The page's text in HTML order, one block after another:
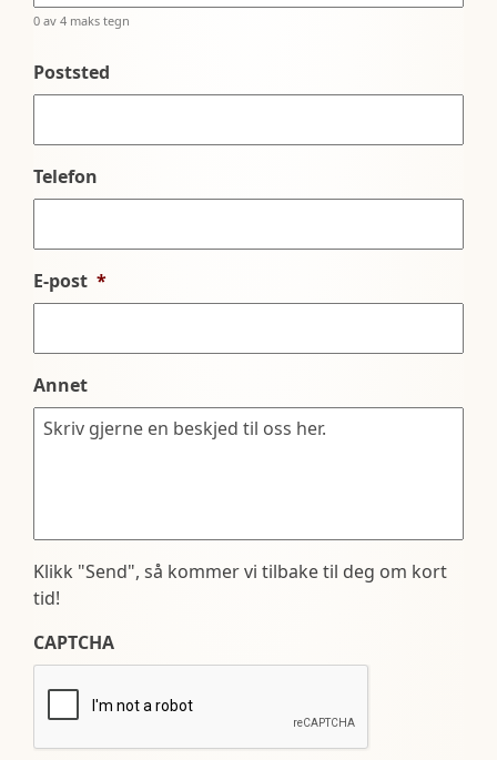
0 av 4 maks tegn
Poststed
Telefon
E-post *
Annet
Klikk "Send", så kommer vi tilbake til deg om kort
tid!
CAPTCHA